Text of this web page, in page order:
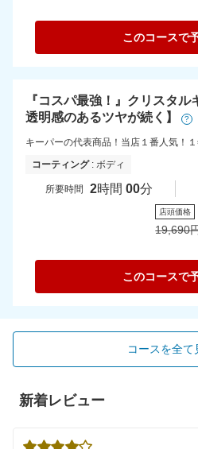
このコースで
『コスパ最強！』クリスタ
透明感のあるツヤが続く】
?
キーパーの代表商品！当店１番人気！
コーティング: ボディ
所要時間 2時間 00分
店頭価格
19,690
このコースで
コースを全て
新着レビュー